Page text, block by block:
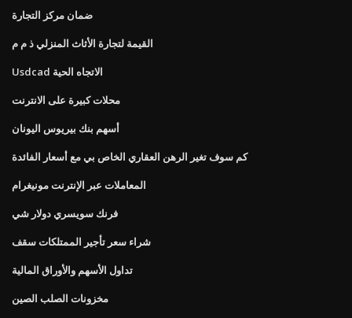
ضمان مركز التجارة
القيمة لتجارة الأثاث المنزلي ذ م م
Usdcad الاتجاه الحية
محلات كبيرة على الانترنت
أسهم بنك بيريوس اليونان
كم سوف تغير الرهن العقاري الخاص بي مع أسعار الفائدة
المعاملات عبر الإنترنت مونيغرام
فرنك سويسري دولار شي
شراء سعر تأجير الممتلكات سقف
تداول الأسهم والأوراق المالية
مخزونات الصلب الصين